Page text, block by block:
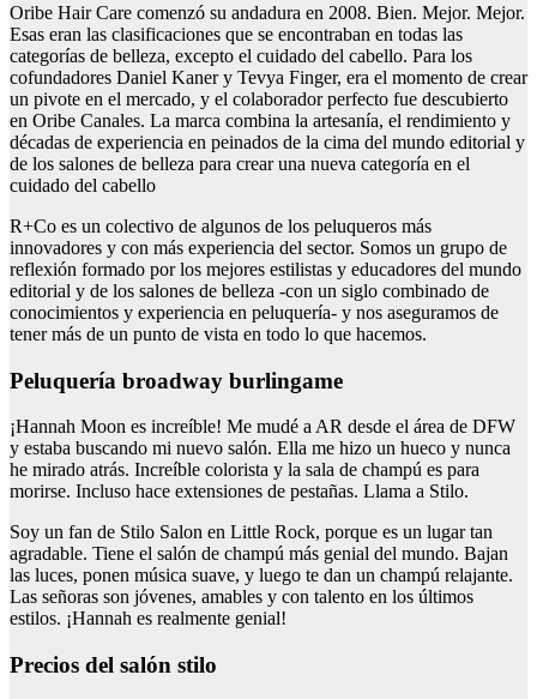
Oribe Hair Care comenzó su andadura en 2008. Bien. Mejor. Mejor.
Esas eran las clasificaciones que se encontraban en todas las
categorías de belleza, excepto el cuidado del cabello. Para los
cofundadores Daniel Kaner y Tevya Finger, era el momento de crear
un pivote en el mercado, y el colaborador perfecto fue descubierto
en Oribe Canales. La marca combina la artesanía, el rendimiento y
décadas de experiencia en peinados de la cima del mundo editorial y
de los salones de belleza para crear una nueva categoría en el
cuidado del cabello
R+Co es un colectivo de algunos de los peluqueros más
innovadores y con más experiencia del sector. Somos un grupo de
reflexión formado por los mejores estilistas y educadores del mundo
editorial y de los salones de belleza -con un siglo combinado de
conocimientos y experiencia en peluquería- y nos aseguramos de
tener más de un punto de vista en todo lo que hacemos.
Peluquería broadway burlingame
¡Hannah Moon es increíble! Me mudé a AR desde el área de DFW
y estaba buscando mi nuevo salón. Ella me hizo un hueco y nunca
he mirado atrás. Increíble colorista y la sala de champú es para
morirse. Incluso hace extensiones de pestañas. Llama a Stilo.
Soy un fan de Stilo Salon en Little Rock, porque es un lugar tan
agradable. Tiene el salón de champú más genial del mundo. Bajan
las luces, ponen música suave, y luego te dan un champú relajante.
Las señoras son jóvenes, amables y con talento en los últimos
estilos. ¡Hannah es realmente genial!
Precios del salón stilo